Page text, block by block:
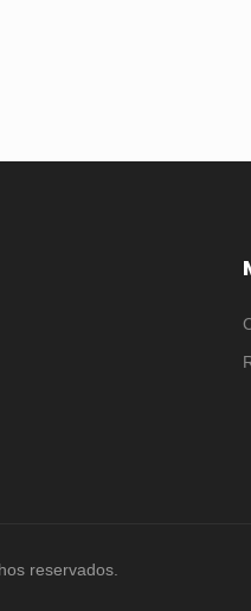
reservados.